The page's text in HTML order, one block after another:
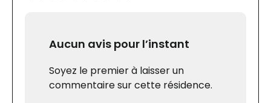
Aucun avis pour l’instant
Soyez le premier à laisser un
commentaire sur cette résidence.